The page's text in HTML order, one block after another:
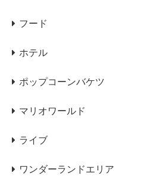
フード
ホテル
ポップコーンバケツ
マリオワールド
ライブ
ワンダーランドエリア